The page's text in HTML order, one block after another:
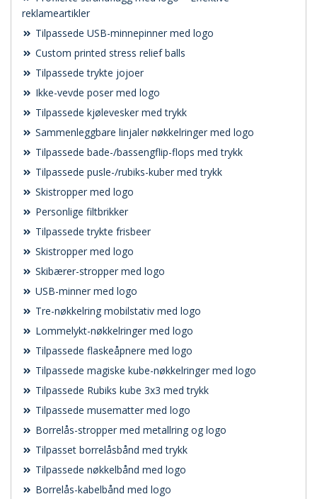
reklameartikler
Tilpassede USB-minnepinner med logo
Custom printed stress relief balls
Tilpassede trykte jojoer
Ikke-vevde poser med logo
Tilpassede kjølevesker med trykk
Sammenleggbare linjaler nøkkelringer med logo
Tilpassede bade-/bassengflip-flops med trykk
Tilpassede pusle-/rubiks-kuber med trykk
Skistropper med logo
Personlige filtbrikker
Tilpassede trykte frisbeer
Skistropper med logo
Skibærer-stropper med logo
USB-minner med logo
Tre-nøkkelring mobilstativ med logo
Lommelykt-nøkkelringer med logo
Tilpassede flaskeåpnere med logo
Tilpassede magiske kube-nøkkelringer med logo
Tilpassede Rubiks kube 3x3 med trykk
Tilpassede musematter med logo
Borrelås-stropper med metallring og logo
Tilpasset borrelåsbånd med trykk
Tilpassede nøkkelbånd med logo
Borrelås-kabelbånd med logo